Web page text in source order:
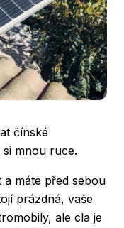
čínské
mnou ruce.
a máte před sebou
prázdná, vaše
ale cla je